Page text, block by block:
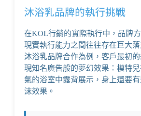
沐浴乳品牌的執行挑戰
在KOL行銷的實際執行中，品牌
現實執行能力之間往往存在巨大
沐浴乳品牌合作為例，客戶最初
現知名廣告般的夢幻效果：模特
氣的浴室中露背展示，身上還要
沫效果。